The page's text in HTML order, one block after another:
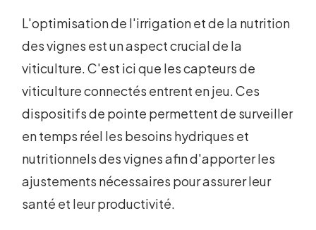
L'optimisation de l'irrigation et de la nutrition
des vignes est un aspect crucial de la
viticulture. C'est ici que les capteurs de
viticulture connectés entrent en jeu. Ces
dispositifs de pointe permettent de surveiller
en temps réel les besoins hydriques et
nutritionnels des vignes afin d'apporter les
ajustements nécessaires pour assurer leur
santé et leur productivité.